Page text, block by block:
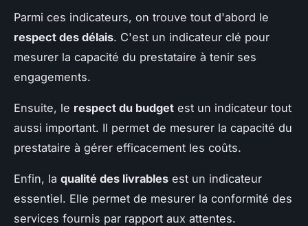
Parmi ces indicateurs, on trouve tout d'abord le
respect des délais. C'est un indicateur clé pour
mesurer la capacité du prestataire à tenir ses
engagements.
Ensuite, le respect du budget est un indicateur tout
aussi important. Il permet de mesurer la capacité du
prestataire à gérer efficacement les coûts.
Enfin, la qualité des livrables est un indicateur
essentiel. Elle permet de mesurer la conformité des
services fournis par rapport aux attentes.